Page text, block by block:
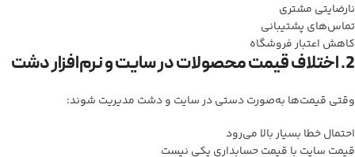
نارضایتی مشتری
تماس‌های پشتیبانی
کاهش اعتبار فروشگاه
2. اختلاف قیمت محصولات در سایت و نرم‌افزار دشت
وقتی قیمت‌ها به‌صورت دستی در سایت و دشت مدیریت شوند:
احتمال خطا بسیار بالا می‌رود
قیمت سایت با قیمت حسابداری یکی نیست